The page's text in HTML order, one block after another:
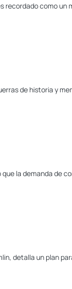
recordado como un
de historia y
la demanda de
detalla un plan